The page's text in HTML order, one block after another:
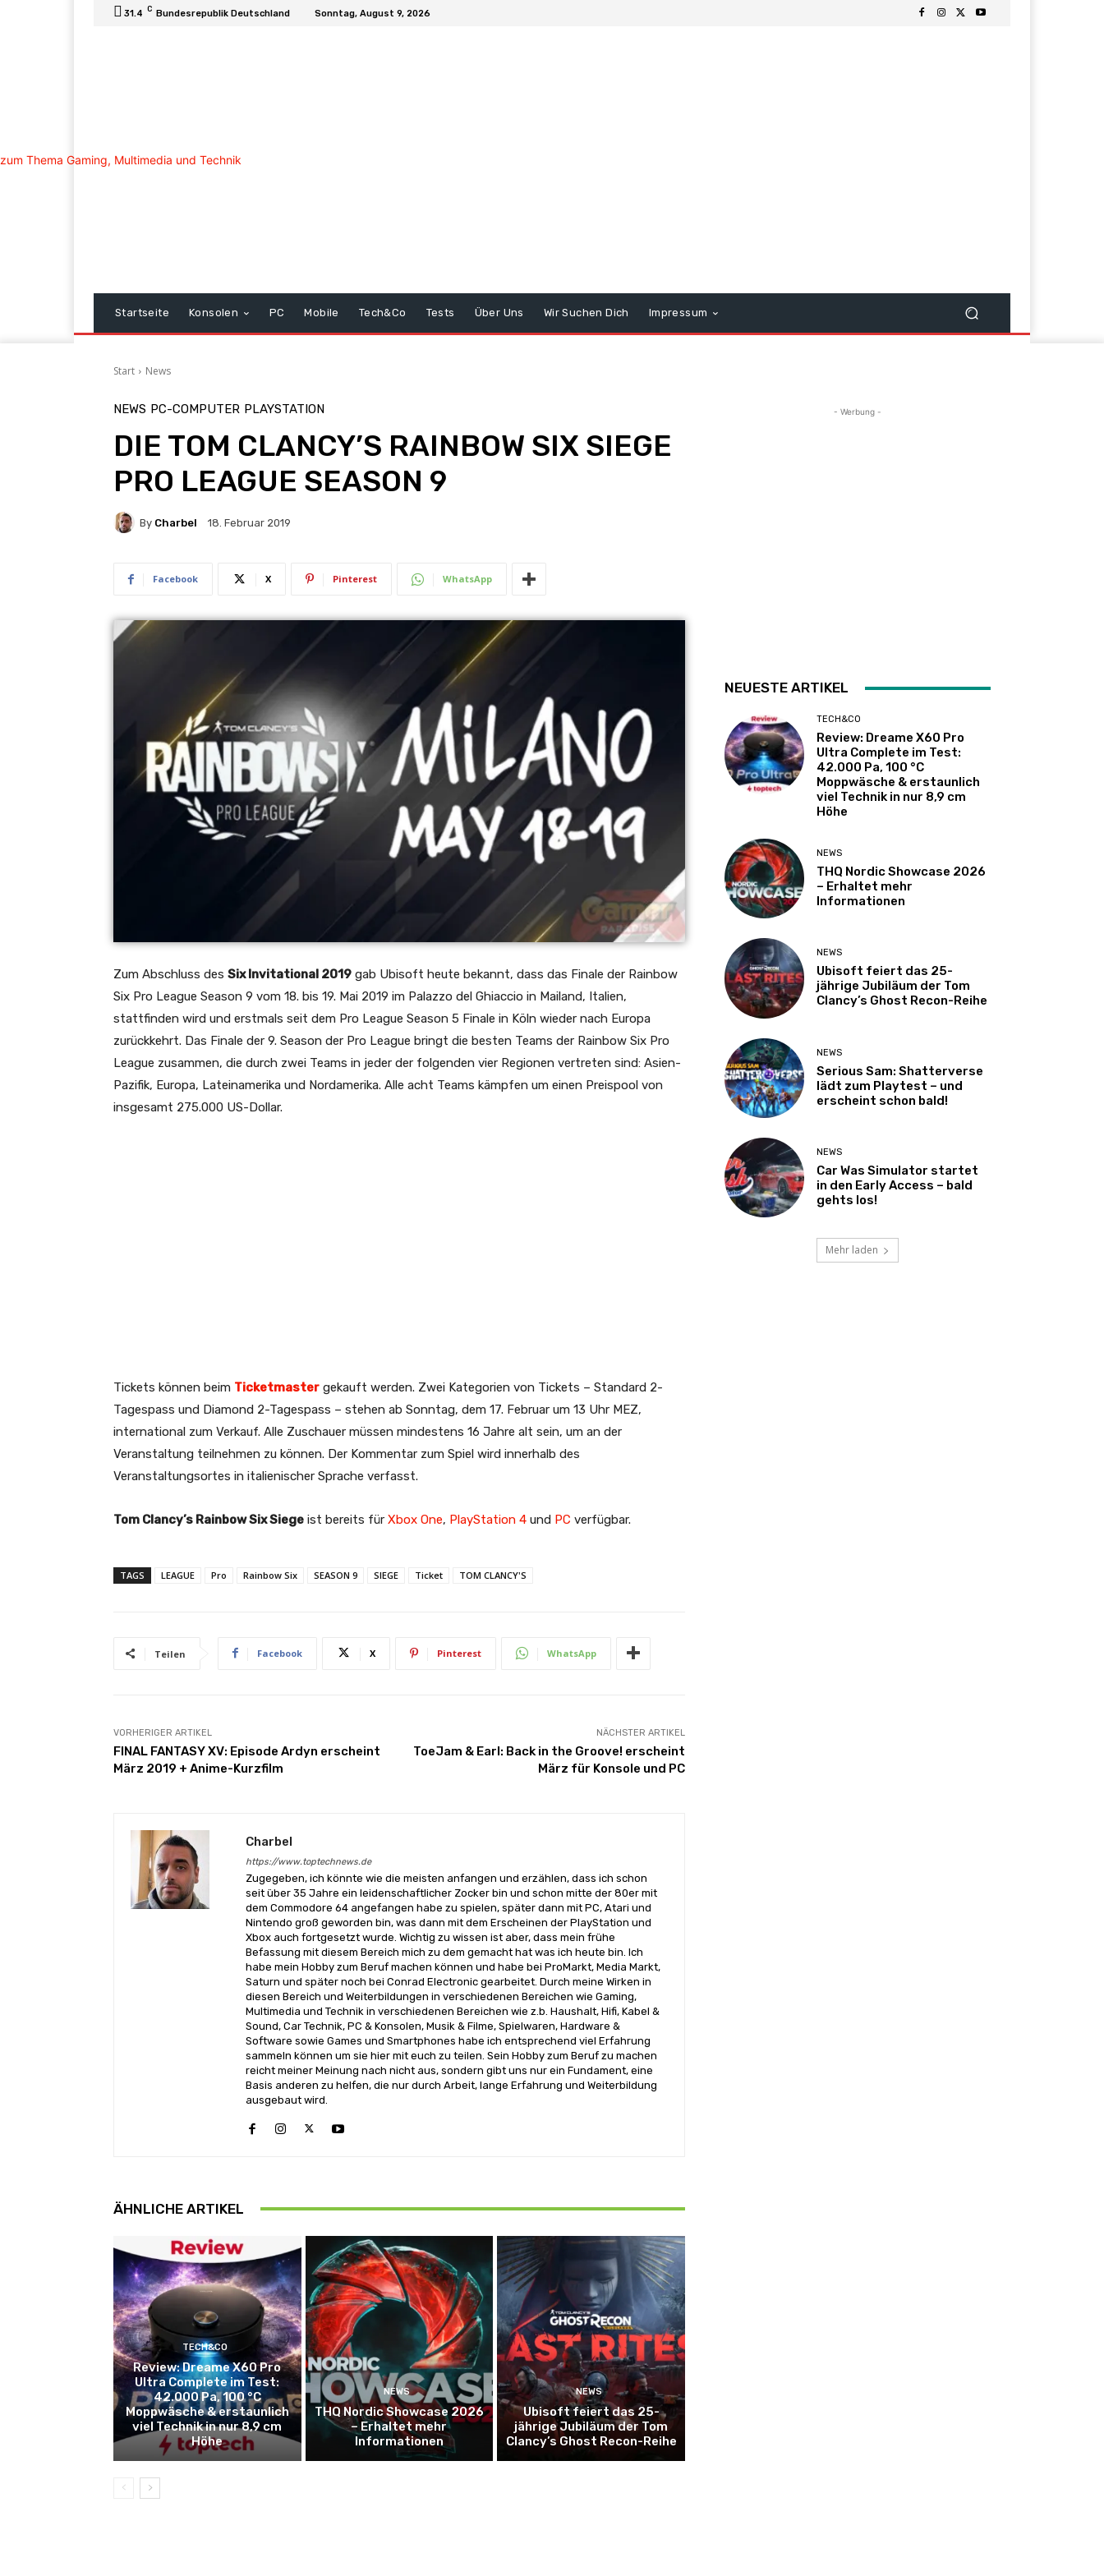
31.4 C Bundesrepublik Deutschland Sonntag, August 9, 2026
Startseite Konsolen PC Mobile Tech&Co Tests Über Uns Wir Suchen Dich Impressum
Start News
NEWS PC-COMPUTER PLAYSTATION
DIE TOM CLANCY’S RAINBOW SIX SIEGE
PRO LEAGUE SEASON 9
By Charbel 18. Februar 2019
Facebook X Pinterest WhatsApp
Zum Abschluss des Six Invitational 2019 gab Ubisoft heute bekannt, dass das Finale der Rainbow
Six Pro League Season 9 vom 18. bis 19. Mai 2019 im Palazzo del Ghiaccio in Mailand, Italien,
stattfinden wird und erstmals seit dem Pro League Season 5 Finale in Köln wieder nach Europa
zurückkehrt. Das Finale der 9. Season der Pro League bringt die besten Teams der Rainbow Six Pro
League zusammen, die durch zwei Teams in jeder der folgenden vier Regionen vertreten sind: Asien-
Pazifik, Europa, Lateinamerika und Nordamerika. Alle acht Teams kämpfen um einen Preispool von
insgesamt 275.000 US-Dollar.
Tickets können beim Ticketmaster gekauft werden. Zwei Kategorien von Tickets – Standard 2-
Tagespass und Diamond 2-Tagespass – stehen ab Sonntag, dem 17. Februar um 13 Uhr MEZ,
international zum Verkauf. Alle Zuschauer müssen mindestens 16 Jahre alt sein, um an der
Veranstaltung teilnehmen zu können. Der Kommentar zum Spiel wird innerhalb des
Veranstaltungsortes in italienischer Sprache verfasst.
Tom Clancy’s Rainbow Six Siege ist bereits für Xbox One, PlayStation 4 und PC verfügbar.
TAGS LEAGUE Pro Rainbow Six SEASON 9 SIEGE Ticket TOM CLANCY'S
Teilen Facebook X Pinterest WhatsApp
VORHERIGER ARTIKEL
FINAL FANTASY XV: Episode Ardyn erscheint
März 2019 + Anime-Kurzfilm
NÄCHSTER ARTIKEL
ToeJam & Earl: Back in the Groove! erscheint
März für Konsole und PC
Charbel
https://www.toptechnews.de
Zugegeben, ich könnte wie die meisten anfangen und erzählen, dass ich schon
seit über 35 Jahre ein leidenschaftlicher Zocker bin und schon mitte der 80er mit
dem Commodore 64 angefangen habe zu spielen, später dann mit PC, Atari und
Nintendo groß geworden bin, was dann mit dem Erscheinen der PlayStation und
Xbox auch fortgesetzt wurde. Wichtig zu wissen ist aber, dass mein frühe
Befassung mit diesem Bereich mich zu dem gemacht hat was ich heute bin. Ich
habe mein Hobby zum Beruf machen können und habe bei ProMarkt, Media Markt,
Saturn und später noch bei Conrad Electronic gearbeitet. Durch meine Wirken in
diesen Bereich und Weiterbildungen in verschiedenen Bereichen wie Gaming,
Multimedia und Technik in verschiedenen Bereichen wie z.b. Haushalt, Hifi, Kabel &
Sound, Car Technik, PC & Konsolen, Musik & Filme, Spielwaren, Hardware &
Software sowie Games und Smartphones habe ich entsprechend viel Erfahrung
sammeln können um sie hier mit euch zu teilen. Sein Hobby zum Beruf zu machen
reicht meiner Meinung nach nicht aus, sondern gibt uns nur ein Fundament, eine
Basis anderen zu helfen, die nur durch Arbeit, lange Erfahrung und Weiterbildung
ausgebaut wird.
ÄHNLICHE ARTIKEL
TECH&CO
Review: Dreame X60 Pro
Ultra Complete im Test:
42.000 Pa, 100 °C
Moppwäsche & erstaunlich
viel Technik in nur 8,9 cm
Höhe
NEWS
THQ Nordic Showcase 2026
– Erhaltet mehr
Informationen
NEWS
Ubisoft feiert das 25-
jährige Jubiläum der Tom
Clancy’s Ghost Recon-Reihe
- Werbung -
NEUESTE ARTIKEL
TECH&CO
Review: Dreame X60 Pro
Ultra Complete im Test:
42.000 Pa, 100 °C
Moppwäsche & erstaunlich
viel Technik in nur 8,9 cm
Höhe
NEWS
THQ Nordic Showcase 2026
– Erhaltet mehr
Informationen
NEWS
Ubisoft feiert das 25-
jährige Jubiläum der Tom
Clancy’s Ghost Recon-Reihe
NEWS
Serious Sam: Shatterverse
lädt zum Playtest – und
erscheint schon bald!
NEWS
Car Was Simulator startet
in den Early Access – bald
gehts los!
Mehr laden